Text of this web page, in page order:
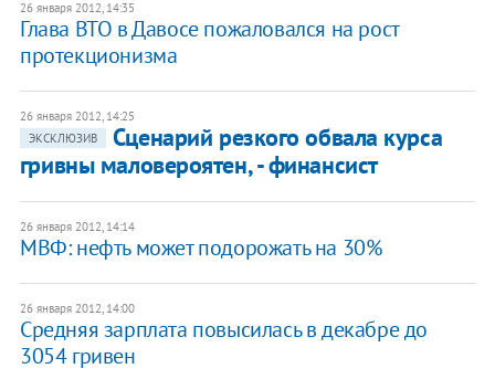
26 января 2012, 14:35
Глава ВТО в Давосе пожаловался на рост
протекционизма
26 января 2012, 14:25
ЭКСКЛЮЗИВ
Сценарий резкого обвала курса
гривны маловероятен, - финансист
26 января 2012, 14:14
МВФ: нефть может подорожать на 30%
26 января 2012, 14:00
Средняя зарплата повысилась в декабре до
3054 гривен